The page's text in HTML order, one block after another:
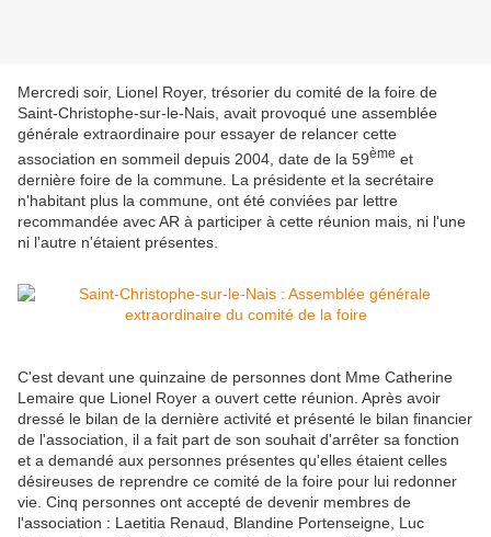
Mercredi soir, Lionel Royer, trésorier du comité de la foire de
Saint-Christophe-sur-le-Nais, avait provoqué une assemblée
générale extraordinaire pour essayer de relancer cette
association en sommeil depuis 2004, date de la 59ème et
dernière foire de la commune. La présidente et la secrétaire
n'habitant plus la commune, ont été conviées par lettre
recommandée avec AR à participer à cette réunion mais, ni l'une
ni l'autre n'étaient présentes.
C'est devant une quinzaine de personnes dont Mme Catherine
Lemaire que Lionel Royer a ouvert cette réunion. Après avoir
dressé le bilan de la dernière activité et présenté le bilan financier
de l'association, il a fait part de son souhait d'arrêter sa fonction
et a demandé aux personnes présentes qu'elles étaient celles
désireuses de reprendre ce comité de la foire pour lui redonner
vie. Cinq personnes ont accepté de devenir membres de
l'association : Laetitia Renaud, Blandine Portenseigne, Luc